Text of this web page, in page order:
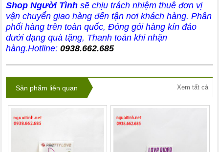
Shop Người Tình sẽ chịu trách nhiệm thuê đơn vị
vận chuyển giao hàng đến tận nơi khách hàng. Phân
phối hàng trên toàn quốc, Đóng gói hàng kín đáo
dưới dạng quà tặng, Thanh toán khi nhận
hàng.Hotline:0938.662.685
Sản phẩm liên quan Xem tất cả